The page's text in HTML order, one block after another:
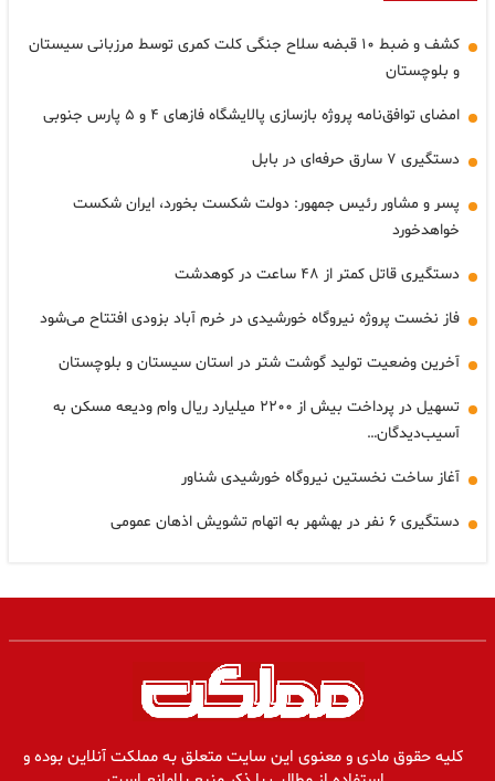
کشف و ضبط ۱۰ قبضه سلاح جنگی کلت کمری توسط مرزبانی سیستان
و بلوچستان
امضای توافق‌نامه پروژه بازسازی پالایشگاه فازهای ۴ و ۵ پارس جنوبی
دستگیری ۷ سارق حرفه‌ای در بابل
پسر و مشاور رئیس جمهور: دولت شکست بخورد، ایران شکست
خواهدخورد
دستگیری قاتل کمتر از ۴۸ ساعت در کوهدشت
فاز نخست پروژه نیروگاه خورشیدی در خرم آباد بزودی افتتاح می‌شود
آخرین وضعیت تولید گوشت شتر در استان سیستان و بلوچستان
تسهیل در پرداخت بیش از ۲۲۰۰ میلیارد ریال وام ودیعه مسکن به
آسیب‌دیدگان…
آغاز ساخت نخستین نیروگاه خورشیدی شناور
دستگیری ۶ نفر در بهشهر به اتهام تشویش اذهان عمومی
کلیه حقوق مادی و معنوی این سایت متعلق به مملکت آنلاین بوده و